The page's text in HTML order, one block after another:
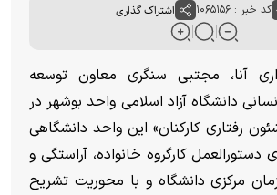
کد خبر : ۱۰۶۵۱۵۶ اشتراک گذاری
آنا، مجتبی سنگری معاون توسعه
دانشگاه آزاد اسلامی واحد بوشهر در
رفتاری کارکنان» این واحد دانشگاهی
دستورالعمل کارگروه خانواده، آراستگی و
مرکزی دانشگاه و با محوریت تشریح